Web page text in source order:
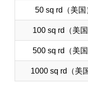
50 sq rd（美国
100 sq rd（美国
500 sq rd（美国
1000 sq rd（美国